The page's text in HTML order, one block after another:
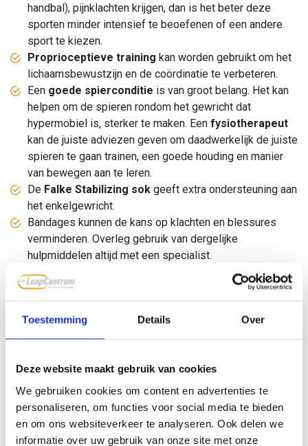
Toestemming Details Over
Deze website maakt gebruik van cookies
We gebruiken cookies om content en advertenties te
personaliseren, om functies voor social media te bieden
en om ons websiteverkeer te analyseren. Ook delen we
informatie over uw gebruik van onze site met onze
handbal), pijnklachten krijgen, dan is het beter deze
sporten minder intensief te beoefenen of een andere
sport te kiezen.
Proprioceptieve training kan worden gebruikt om het
lichaamsbewustzijn en de coördinatie te verbeteren.
Een goede spierconditie is van groot belang. Het kan
helpen om de spieren rondom het gewricht dat
hypermobiel is, sterker te maken. Een fysiotherapeut
kan de juiste adviezen geven om daadwerkelijk de juiste
spieren te gaan trainen, een goede houding en manier
van bewegen aan te leren.
De Falke Stabilizing sok geeft extra ondersteuning aan
het enkelgewricht.
Bandages kunnen de kans op klachten en blessures
verminderen. Overleg gebruik van dergelijke
hulpmiddelen altijd met een specialist.
Een
kan mogelijk pijnklachten
verminderen bij chronische voetklachten. Met behulp
worden waardoor de spieren minder snel overbelast en
vermoeid raken.
dien je zoveel mogelijk herhaalde bewegingen
(monotoon werk) en werken boven het hoofd te
vermijden.
Het is voor alle mensen, maar zeker voor mensen met
hypermobiliteit belangrijk omgoed naar het lichaam